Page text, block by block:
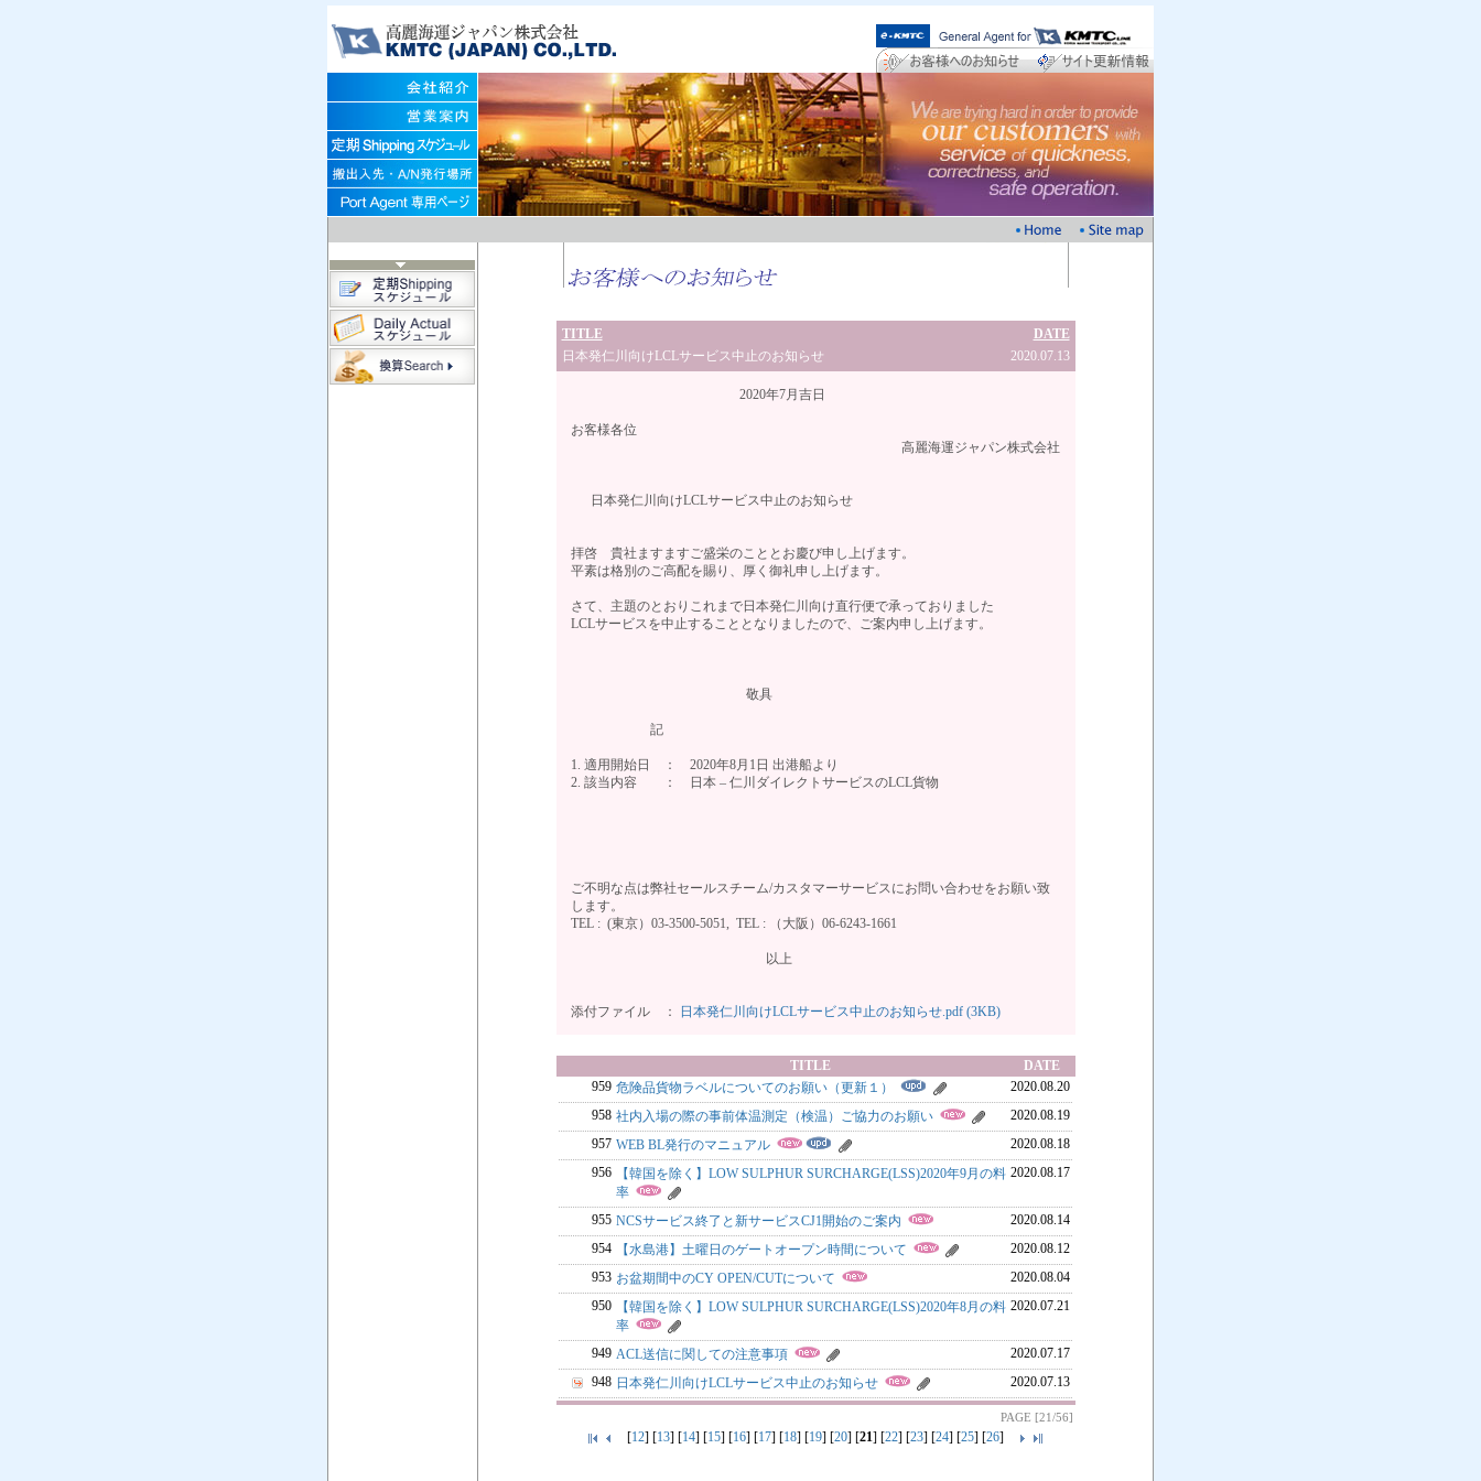
TITLE
DATE
日本発仁川向けLCLサービス中止のお知らせ
2020.07.13
2020年7月吉日
お客様各位
高麗海運ジャパン株式会社
日本発仁川向けLCLサービス中止のお知らせ
拝啓 貴社ますますご盛栄のこととお慶び申し上げます。
平素は格別のご高配を賜り、厚く御礼申し上げます。
さて、主題のとおりこれまで日本発仁川向け直行便で承っておりました
LCLサービスを中止することとなりましたので、ご案内申し上げます。
敬具
記
1. 適用開始日 ： 2020年8月1日 出港船より
2. 該当内容 ： 日本 – 仁川ダイレクトサービスのLCL貨物
ご不明な点は弊社セールスチーム/カスタマーサービスにお問い合わせをお願い致
します。
TEL : (東京）03-3500-5051, TEL : （大阪）06-6243-1661
以上
添付ファイル ： 日本発仁川向けLCLサービス中止のお知らせ.pdf (3KB)
TITLE
DATE
959 危険品貨物ラベルについてのお願い（更新１）
2020.08.20
958 社内入場の際の事前体温測定（検温）ご協力のお願い
2020.08.19
957 WEB BL発行のマニュアル
2020.08.18
956
【韓国を除く】LOW SULPHUR SURCHARGE(LSS)2020年9月の料
率
2020.08.17
955 NCSサービス終了と新サービスCJ1開始のご案内
2020.08.14
954
【水島港】土曜日のゲートオープン時間について
2020.08.12
953 お盆期間中のCY OPEN/CUTについて
2020.08.04
950
【韓国を除く】LOW SULPHUR SURCHARGE(LSS)2020年8月の料
率
2020.07.21
949 ACL送信に関しての注意事項
2020.07.17
948 日本発仁川向けLCLサービス中止のお知らせ 2020.07.13
PAGE [21/56]
[12] [13] [14] [15] [16] [17] [18] [19] [20] [21] [22] [23] [24] [25] [26]